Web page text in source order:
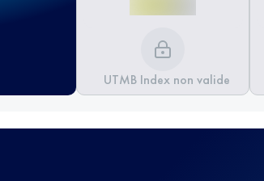
UTMB Index non valide